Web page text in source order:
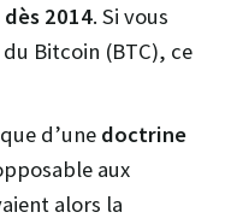
2014. Si vous
du Bitcoin (BTC), ce
d’une doctrine
aux
alors la